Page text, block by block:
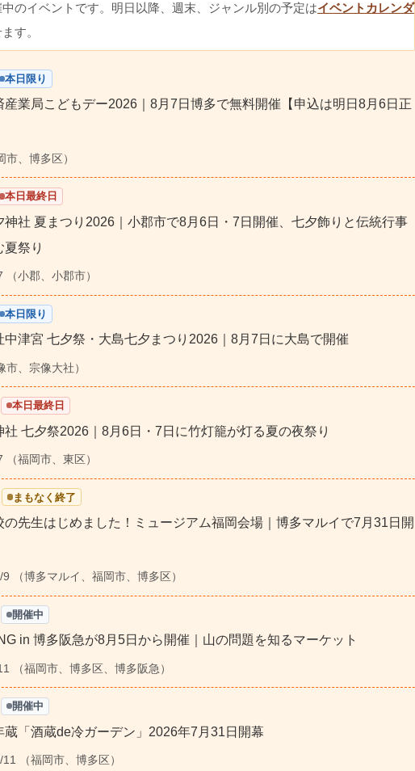
のイベントです。明日以降、週末、ジャンル別の予定はイベントカレンダ
す。
本日限り
産業局こどもデー2026｜8月7日博多で無料開催【申込は明日8月6日正
市、博多区）
本日最終日
神社 夏まつり2026｜小郡市で8月6日・7日開催、七夕飾りと伝統行事
夏祭り
（小郡、小郡市）
本日限り
中津宮 七夕祭・大島七夕まつり2026｜8月7日に大島で開催
市、宗像大社）
本日最終日
社 七夕祭2026｜8月6日・7日に竹灯籠が灯る夏の夜祭り
（福岡市、東区）
まもなく終了
の先生はじめました！ミュージアム福岡会場｜博多マルイで7月31日開
（博多マルイ、福岡市、博多区）
開催中
in 博多阪急が8月5日から開催｜山の問題を知るマーケット
（福岡市、博多区、博多阪急）
開催中
蔵「酒蔵de冷ガーデン」2026年7月31日開幕
（福岡市、博多区）